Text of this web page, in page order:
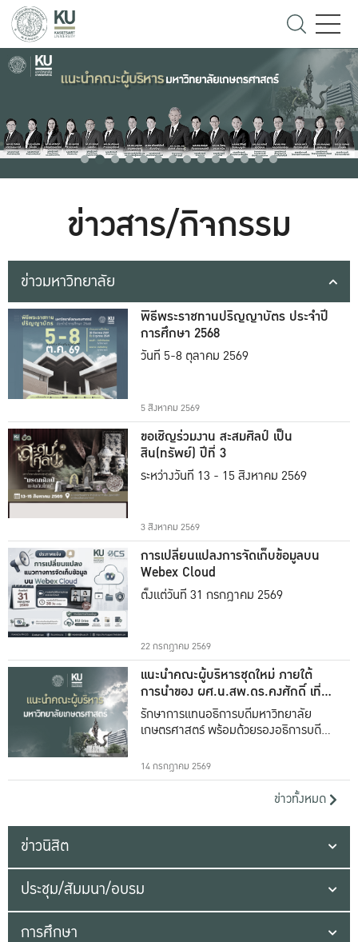
ข่าวสาร/กิจกรรม
ข่าวมหาวิทยาลัย
พิธีพระราชทานปริญญาบัตร ประจำปี
การศึกษา 2568
วันที่ 5-8 ตุลาคม 2569
5 สิงหาคม 2569
ขอเชิญร่วมงาน สะสมศิลป์ เป็น
สิน(ทรัพย์) ปีที่ 3
ระหว่างวันที่ 13 - 15 สิงหาคม 2569
3 สิงหาคม 2569
การเปลี่ยนแปลงการจัดเก็บข้อมูลบน
Webex Cloud
ตั้งแต่วันที่ 31 กรกฎาคม 2569
22 กรกฎาคม 2569
แนะนำคณะผู้บริหารชุดใหม่ ภายใต้
การนำของ ผศ.น.สพ.ดร.คงศักดิ์ เที่ยง
ธรรม
รักษาการแทนอธิการบดีมหาวิทยาลัย
เกษตรศาสตร์ พร้อมด้วยรองอธิการบดีทั้ง
14 กรกฎาคม 2569
ข่าวทั้งหมด
ข่าวนิสิต
ประชุม/สัมมนา/อบรม
การศึกษา